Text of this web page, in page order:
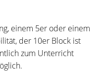
einem 5er oder einem
der 10er Block ist
zum Unterricht